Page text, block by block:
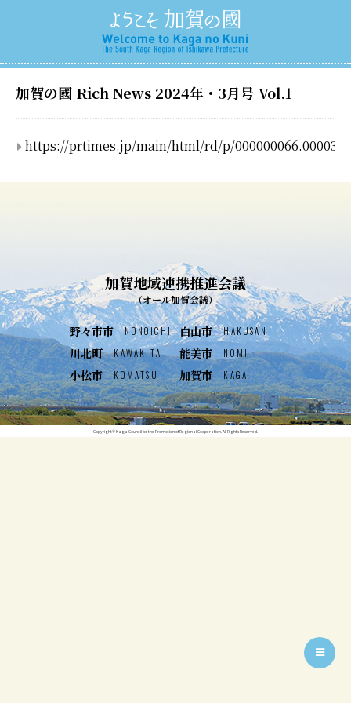
加賀の國 Rich News 2024年・3月号 Vol.1
https://prtimes.jp/main/html/rd/p/
加賀地域連携推進会議
（オール加賀会議）
野々市市 NONOICHI 白山市 HAKUSAN
川北町 KAWAKITA 能美市 NOMI
小松市 KOMATSU 加賀市 KAGA
Copyright© Kaga Council for the Promotion of Regional Cooperation. All Rights Reserved.